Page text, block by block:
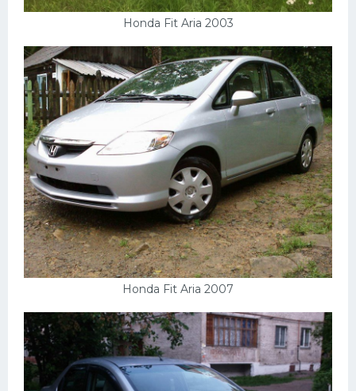
Honda Fit Aria 2003
Honda Fit Aria 2007
Мотоциклы
Додж
Ява
Эмблемы
Спецтехника